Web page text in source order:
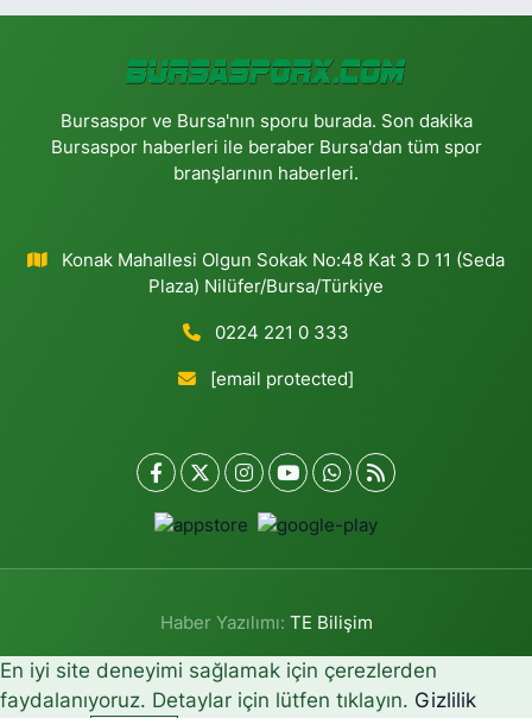
Bursaspor ve Bursa'nın sporu burada. Son dakika
Bursaspor haberleri ile beraber Bursa'dan tüm spor
branşlarının haberleri.
Konak Mahallesi Olgun Sokak No:48 Kat 3 D 11 (Seda
Plaza) Nilüfer/Bursa/Türkiye
0224 221 0 333
[email protected]
Haber Yazılımı: TE Bilişim
En iyi site deneyimi sağlamak için çerezlerden
faydalanıyoruz. Detaylar için lütfen tıklayın. Gizlilik